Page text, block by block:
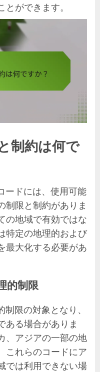
ができます。
制約は何で
ードには、使用可能
制限と制約がありま
の地域で有効ではな
特定の地理的および
最大化する必要があ
的制限
限の対象となり、
ある場合がありま
、アジアの一部の地
これらのコードにア
では利用できない場